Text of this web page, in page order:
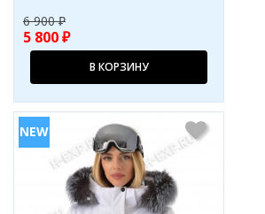
6 900 ₽
5 800 ₽
В КОРЗИНУ